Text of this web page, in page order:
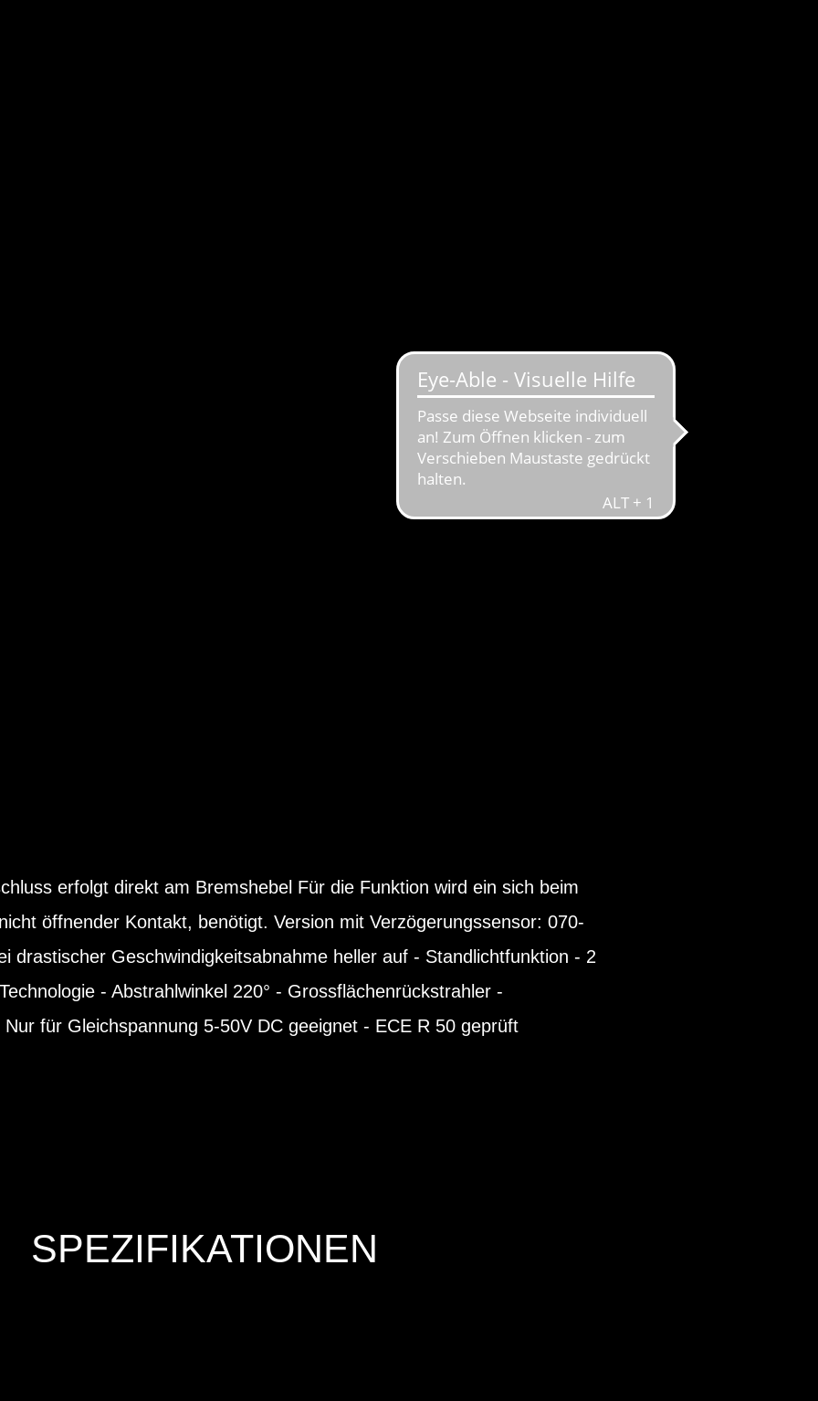
erfolgt direkt am Bremshebel Für die Funktion wird ein sich beim
öffnender Kontakt, benötigt. Version mit Verzögerungssensor: 070-
drastischer Geschwindigkeitsabnahme heller auf - Standlichtfunktion - 2
- Abstrahlwinkel 220° - Grossflächenrückstrahler -
für Gleichspannung 5-50V DC geeignet - ECE R 50 geprüft
SPEZIFIKATIONEN